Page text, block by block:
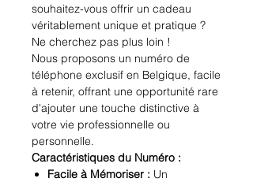
souhaitez-vous offrir un cadeau
véritablement unique et pratique ?
Ne cherchez pas plus loin !
Nous proposons un numéro de
téléphone exclusif en Belgique, facile
à retenir, offrant une opportunité rare
d'ajouter une touche distinctive à
votre vie professionnelle ou
personnelle.
Caractéristiques du Numéro :
Facile à Mémoriser : Un